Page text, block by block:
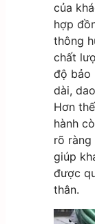
của
hợp
thông
chất
độ bảo
dài,
Hơn
hành
rõ
giúp
được
thân.